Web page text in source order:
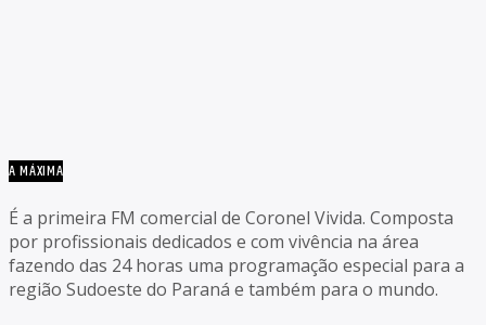
A MÁXIMA
É a primeira FM comercial de Coronel Vivida. Composta
por profissionais dedicados e com vivência na área
fazendo das 24 horas uma programação especial para a
região Sudoeste do Paraná e também para o mundo.